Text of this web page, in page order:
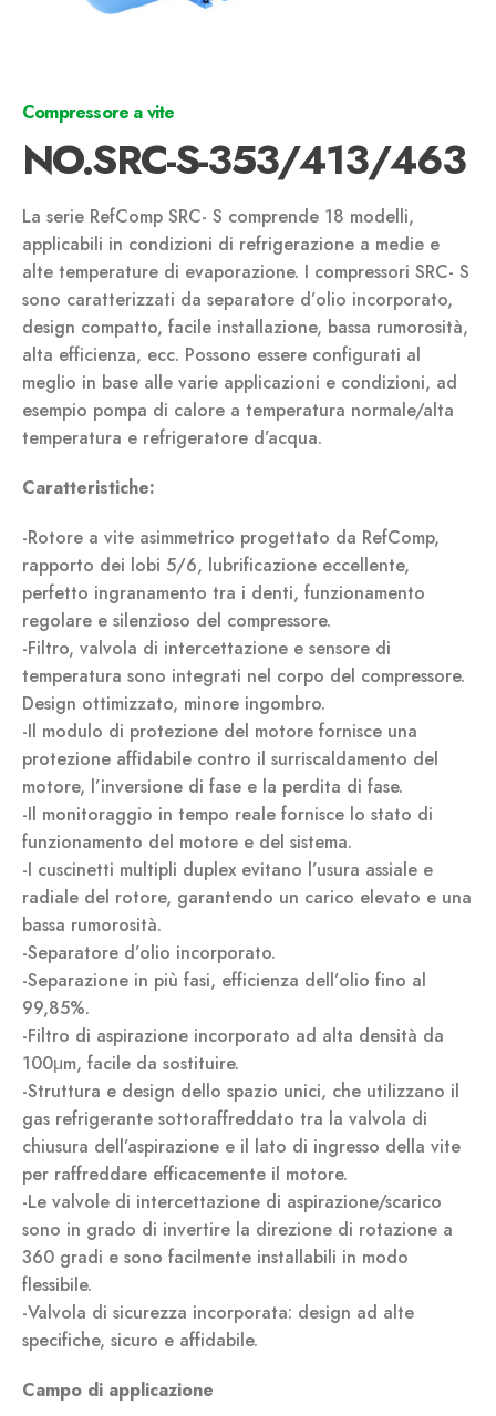
Compressore a vite
NO.SRC-S-353/413/463
La serie RefComp SRC- S comprende 18 modelli,
applicabili in condizioni di refrigerazione a medie e
alte temperature di evaporazione. I compressori SRC- S
sono caratterizzati da separatore d’olio incorporato,
design compatto, facile installazione, bassa rumorosità,
alta efficienza, ecc. Possono essere configurati al
meglio in base alle varie applicazioni e condizioni, ad
esempio pompa di calore a temperatura normale/alta
temperatura e refrigeratore d’acqua.
Caratteristiche:
-Rotore a vite asimmetrico progettato da RefComp,
rapporto dei lobi 5/6, lubrificazione eccellente,
perfetto ingranamento tra i denti, funzionamento
regolare e silenzioso del compressore.
-Filtro, valvola di intercettazione e sensore di
temperatura sono integrati nel corpo del compressore.
Design ottimizzato, minore ingombro.
-Il modulo di protezione del motore fornisce una
protezione affidabile contro il surriscaldamento del
motore, l’inversione di fase e la perdita di fase.
-Il monitoraggio in tempo reale fornisce lo stato di
funzionamento del motore e del sistema.
-I cuscinetti multipli duplex evitano l’usura assiale e
radiale del rotore, garantendo un carico elevato e una
bassa rumorosità.
-Separatore d’olio incorporato.
-Separazione in più fasi, efficienza dell’olio fino al
99,85%.
-Filtro di aspirazione incorporato ad alta densità da
100μm, facile da sostituire.
-Struttura e design dello spazio unici, che utilizzano il
gas refrigerante sottoraffreddato tra la valvola di
chiusura dell’aspirazione e il lato di ingresso della vite
per raffreddare efficacemente il motore.
-Le valvole di intercettazione di aspirazione/scarico
sono in grado di invertire la direzione di rotazione a
360 gradi e sono facilmente installabili in modo
flessibile.
-Valvola di sicurezza incorporata: design ad alte
specifiche, sicuro e affidabile.
Campo di applicazione